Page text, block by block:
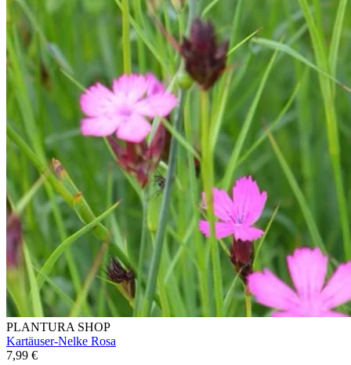
PLANTURA SHOP
Kartäuser-Nelke Rosa
7,99 €